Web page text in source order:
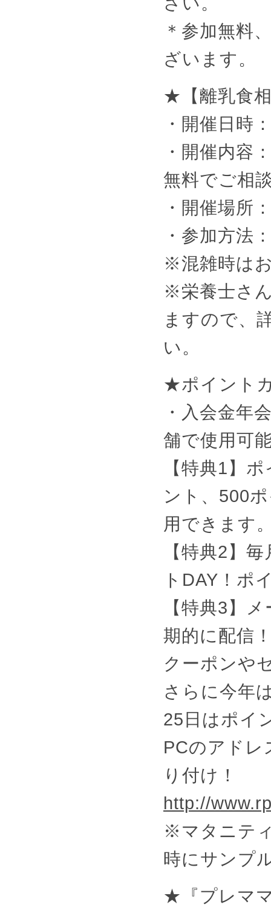
＊参加無料
ざいます。
★【離乳食
・開催日時
・開催内容
無料でご相
・開催場所
・参加方法
※混雑時は
※栄養士さ
ますので、
い。
★ポイント
・入会金年
舗で使用可
【特典1】
ント、500
用できます
【特典2】
トDAY！ポ
【特典3】
期的に配信
クーポンや
さらに今年
25日はポイ
PCのアドレ
り付け！
http://
※マタニテ
時にサンプ
★『プレマ